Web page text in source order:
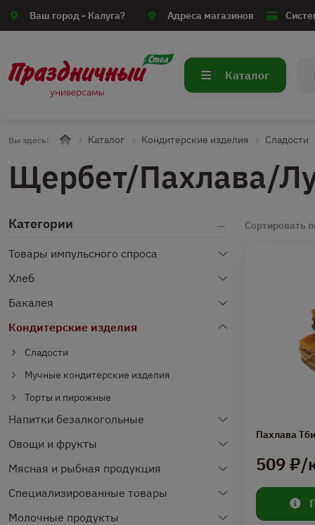
Ваш город - Калуга? Адреса магазинов
Каталог
Вы здесь: Каталог Кондитерские изделия Сладости
Щербет/Пахлава/
Категории
Товары импульсного спроса
Хлеб
Бакалея
Кондитерские изделия
Сладости
Мучные кондитерские изделия
Торты и пирожные
Напитки безалкогольные
Овощи и фрукты
Мясная и рыбная продукция
Специализированные товары
Молочные продукты
Сортировать
Пахлава
509 ₽/